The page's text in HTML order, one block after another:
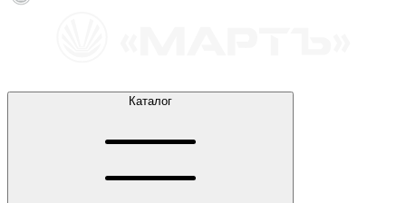
Каталог